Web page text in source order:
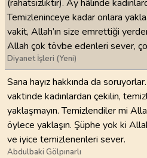
(rahatsızlıktır). Ay hâlinde
Temizleninceye kadar onlara
vakit, Allah’ın size emrettiği
Allah çok tövbe edenleri sever,
Diyanet İşleri (Yeni)
Sana hayız hakkında da
vaktinde kadınlardan çekilin,
yaklaşmayın. Temizlendiler mi
öylece yaklaşın. Şüphe yok ki
ve iyice temizlenenleri sever.
Abdulbaki Gölpınarlı